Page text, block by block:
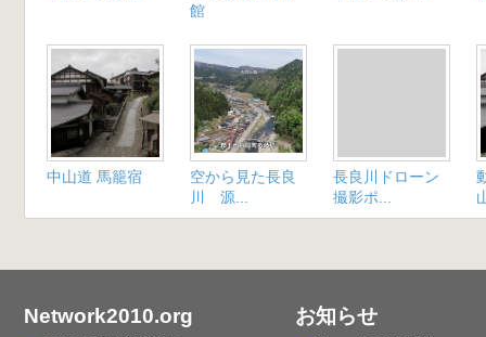
館
中山道 馬籠宿
空から見た長良
川 源...
長良川ドローン
撮影ポ...
Network2010.org お知らせ